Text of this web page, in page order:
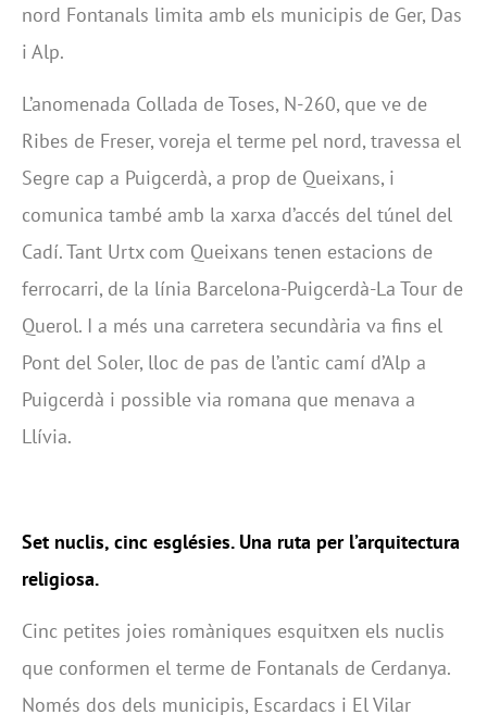
nord Fontanals limita amb els municipis de Ger, Das
i Alp.
L’anomenada Collada de Toses, N-260, que ve de
Ribes de Freser, voreja el terme pel nord, travessa el
Segre cap a Puigcerdà, a prop de Queixans, i
comunica també amb la xarxa d’accés del túnel del
Cadí. Tant Urtx com Queixans tenen estacions de
ferrocarri, de la línia Barcelona-Puigcerdà-La Tour de
Querol. I a més una carretera secundària va fins el
Pont del Soler, lloc de pas de l’antic camí d’Alp a
Puigcerdà i possible via romana que menava a
Llívia.
Set nuclis, cinc esglésies. Una ruta per l’arquitectura
religiosa.
Cinc petites joies romàniques esquitxen els nuclis
que conformen el terme de Fontanals de Cerdanya.
Només dos dels municipis, Escardacs i El Vilar